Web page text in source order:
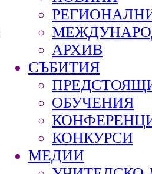
АРХИВ
СЪБИТИЯ
ОБУЧЕНИЯ
КОНКУРСИ
МЕДИИ